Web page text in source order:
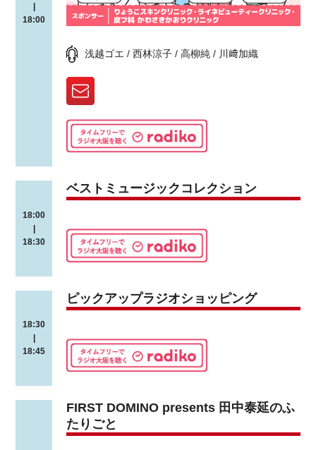
|
18:00
浅越ゴエ / 西林涼子 / 高柳純 / 川﨑加織
18:00
|
18:30
ベストミュージックコレクション
18:30
18:45
ピックアップラジオショッピング
FIRST DOMINO presents 田中泰延のふ
たりごと